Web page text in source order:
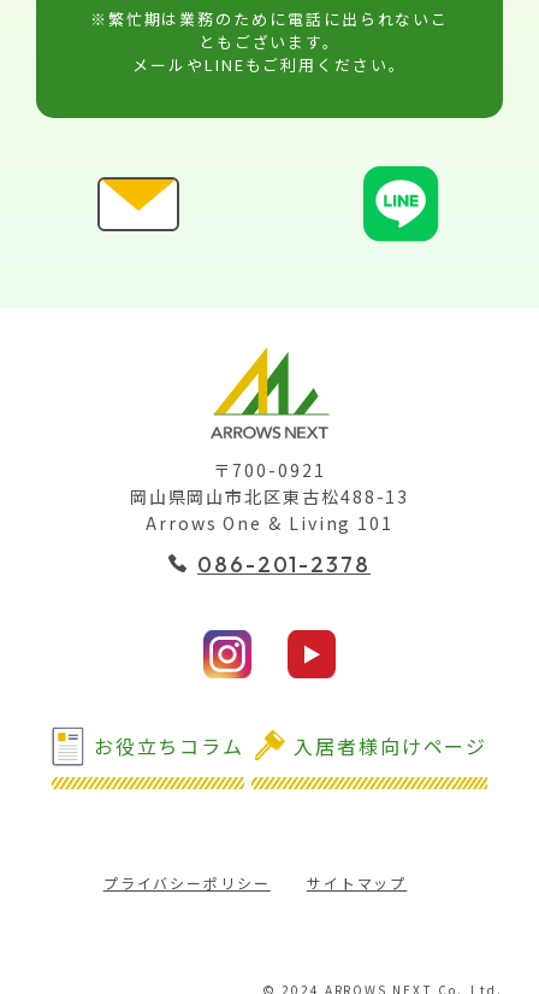
※繁忙期は業務のために電話に出られないこ
ともございます。
メールやLINEもご利用ください。
〒700-0921
岡山県岡山市北区東古松488-13
Arrows One & Living 101
086-201-2378
お役立ちコラム 入居者様向けページ
プライバシーポリシー サイトマップ
© 2024 ARROWS NEXT Co.,Ltd.